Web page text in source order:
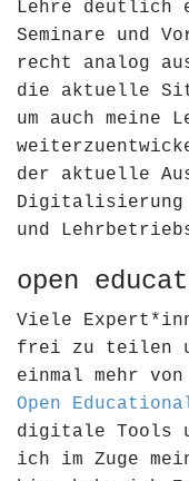
Lehre deutlich
Seminare und
recht analog
die aktuelle
um auch meine
der aktuelle
Digitalisierung
und
open
Viele
frei zu teilen
einmal mehr
Open
digitale Tools
ich im Zuge